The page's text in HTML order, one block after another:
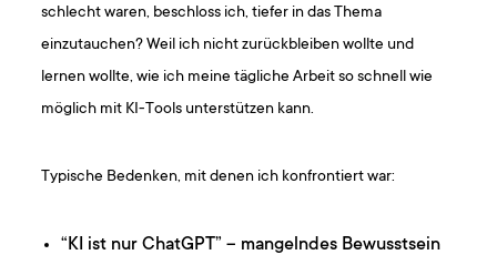
schlecht waren, beschloss ich, tiefer in das Thema
einzutauchen? Weil ich nicht zurückbleiben wollte und
lernen wollte, wie ich meine tägliche Arbeit so schnell wie
möglich mit KI-Tools unterstützen kann.
Typische Bedenken, mit denen ich konfrontiert war:
“KI ist nur ChatGPT” – mangelndes Bewusstsein